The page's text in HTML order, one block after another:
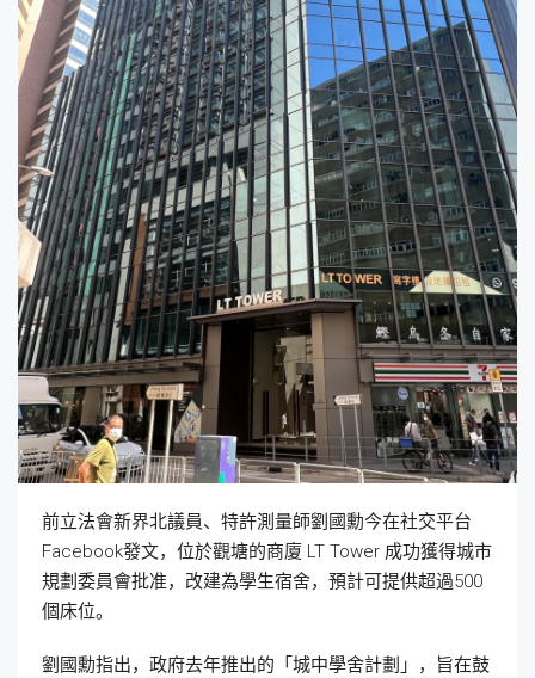
前立法會新界北議員、特許測量師劉國勳今在社交平台
Facebook發文，位於觀塘的商廈 LT Tower 成功獲得城市
規劃委員會批准，改建為學生宿舍，預計可提供超過500
個床位。
劉國勳指出，政府去年推出的「城中學舍計劃」，旨在鼓